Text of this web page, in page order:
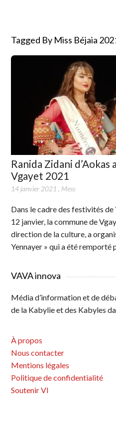
Tagged By Miss Béjaia
Ranida Zidani d’Aokas
Vgayet 2021
14 janvier 2021 , Mess
Dans le cadre des festivités
12 janvier, la commune de
direction de la culture, a
Yennayer » qui a été remporté
VAVA innova
Média d’information et de
de la Kabylie et des Kabyles
À propos
Nous contacter
Mentions légales
Politique de confidentialité
Soutenir VI